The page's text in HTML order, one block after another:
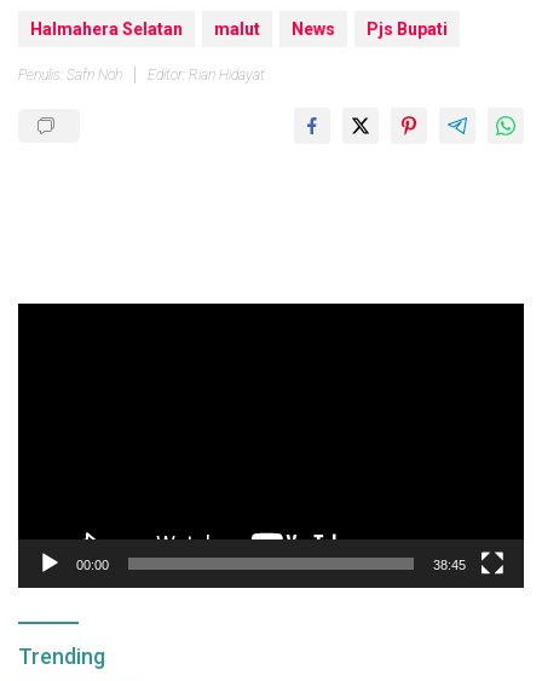
Halmahera Selatan malut News Pjs Bupati
Penulis: Safri Noh Editor: Rian Hidayat
00:00 38:45
Trending